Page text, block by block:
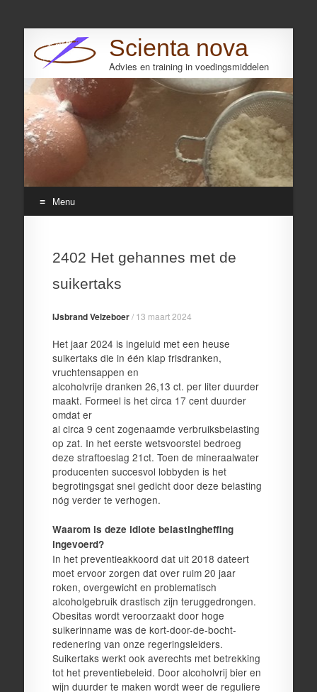
Scienta nova
Advies en training in voedingsmiddelen
Search
Menu
content2402 Het gehannes met de
suikertaks
IJsbrand Velzeboer/ 13 maart 2024
Het jaar 2024 is ingeluid met een heuse
suikertaks die in één klap frisdranken,
vruchtensappen en
alcoholvrije dranken 26,13 ct. per liter duurder
maakt. Formeel is het circa 17 cent duurder
omdat er
al circa 9 cent zogenaamde verbruiksbelasting
op zat. In het eerste wetsvoorstel bedroeg
deze straftoeslag 21ct. Toen de mineraalwater
producenten succesvol lobbyden is het
begrotingsgat snel gedicht door deze belasting
nóg verder te verhogen.
Waarom is deze idiote belastingheffing
ingevoerd?
In het preventieakkoord dat uit 2018 dateert
moet ervoor zorgen dat over ruim 20 jaar
roken, overgewicht en problematisch
alcoholgebruik drastisch zijn teruggedrongen.
Obesitas wordt veroorzaakt door hoge
suikerinname was de kort-door-de-bocht-
redenering van onze regeringsleiders.
Suikertaks werkt ook averechts met betrekking
tot het preventiebeleid. Door alcoholvrij bier en
wijn duurder te maken wordt weer de reguliere